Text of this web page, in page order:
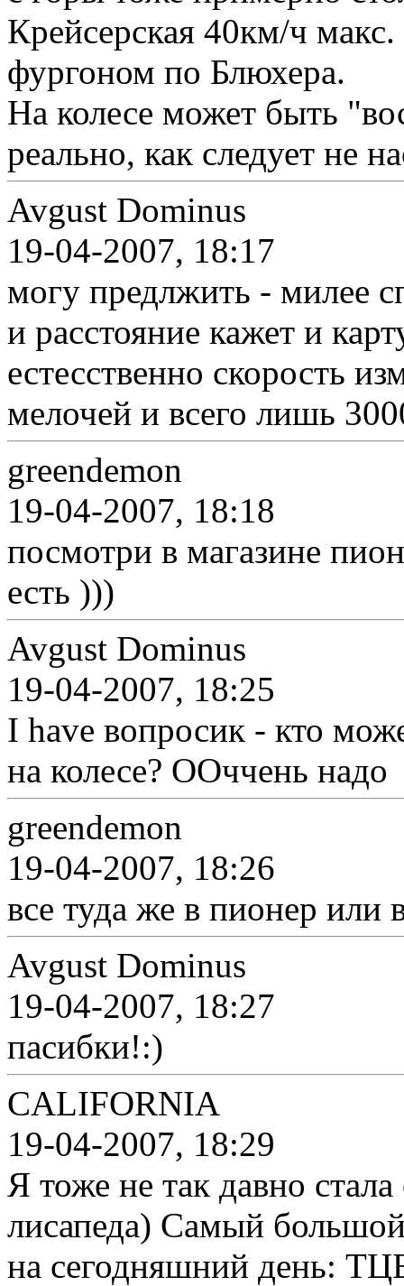
Крейсерская 40км/ч
фургоном по Блюхера.
На колесе может быть
реально, как следует не
Avgust Dominus
19-04-2007, 18:17
могу предлжить - милее
и расстояние кажет и
естесственно скорость
мелочей и всего лишь
greendemon
19-04-2007, 18:18
посмотри в магазине
есть )))
Avgust Dominus
19-04-2007, 18:25
I have вопросик - кто
на колесе? ООччень надо
greendemon
19-04-2007, 18:26
все туда же в пионер или
Avgust Dominus
19-04-2007, 18:27
пасибки!:)
CALIFORNIA
19-04-2007, 18:29
Я тоже не так давно
лисапеда) Самый
на сегодняшний день: